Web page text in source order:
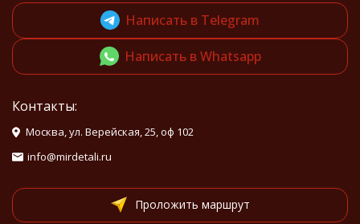
Написать в Telegram
Написать в Whatsapp
Контакты:
Москва, ул. Верейская, 25, оф 102
info@mirdetali.ru
Проложить маршрут